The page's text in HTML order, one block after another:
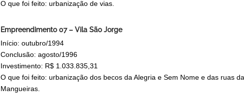
O que foi feito: urbanização de vias.
Empreendimento 07 – Vila São Jorge
Início: outubro/1994
Conclusão: agosto/1996
Investimento: R$ 1.033.835,31
O que foi feito: urbanização dos becos da Alegria e Sem Nome e das ruas
Mangueiras.